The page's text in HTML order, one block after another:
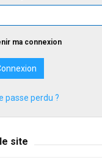
ma connexion
passe perdu ?
site